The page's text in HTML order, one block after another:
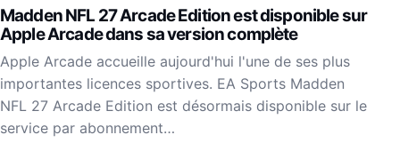
Madden NFL 27 Arcade Edition est disponible sur
Apple Arcade dans sa version complète
Apple Arcade accueille aujourd'hui l'une de ses plus
importantes licences sportives. EA Sports Madden
NFL 27 Arcade Edition est désormais disponible sur le
service par abonnement…